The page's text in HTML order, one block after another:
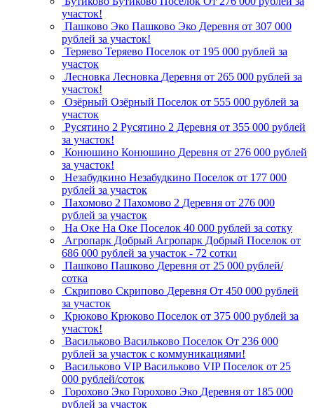
участок!
Пашково Эко Пашково Эко Деревня от 307 000
рублей за участок!
Теряево Теряево Поселок от 195 000 рублей за
участок
Лесновка Лесновка Деревня от 265 000 рублей за
участок!
Озёрный Озёрный Поселок от 555 000 рублей за
участок
Русятино 2 Русятино 2 Деревня от 355 000 рублей
за участок!
Конюшино Конюшино Деревня от 276 000 рублей
за участок!
Незабудкино Незабудкино Поселок от 177 000
рублей за участок
Пахомово 2 Пахомово 2 Деревня от 276 000
рублей за участок
На Оке На Оке Поселок 40 000 рублей за сотку
Агропарк Добрый Агропарк Добрый Поселок от
686 000 рублей за участок - 72 сотки
Пашково Пашково Деревня от 25 000 рублей/
сотка
Скрипово Скрипово Деревня От 450 000 рублей
за участок
Крюково Крюково Поселок от 375 000 рублей за
участок!
Васильково Васильково Поселок От 236 000
рублей за участок с коммуникациями!
Васильково VIP Васильково VIP Поселок от 25
000 рублей/соток
Горохово Эко Горохово Эко Деревня от 185 000
рублей за участок